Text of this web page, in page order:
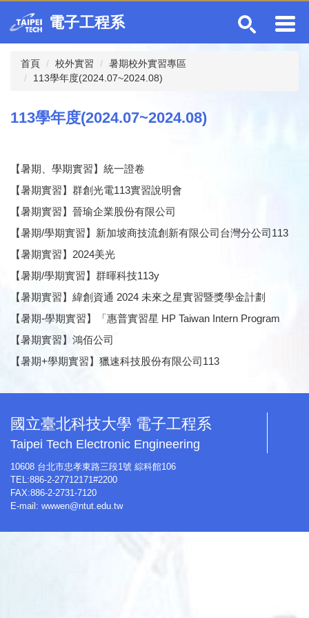
到
電子工程系
首頁 校外實習
暑期校外實習專區
113學年度(2024.07~2024.08)
113學年度(2024.07~2024.08)
【暑期、學期實習】統一證卷
【暑期實習】群創光電113實習說明會
【暑期實習】晉瑜企業股份有限公司
【暑期/學期實習】新加坡商技流創新有限公司台灣分公司113
【暑期實習】2024美光
【暑期/學期實習】群暉科技113y
【暑期實習】緯創資通 2024 未來之星實習暨獎學金計劃
【暑期-學期實習】「惠普實習星 HP Taiwan Intern Program
【暑期實習】鴻佰公司
【暑期+學期實習】獵速科技股份有限公司113
國立臺北科技大學 電子工程系
Taipei Tech Electronic Engineering
10608 台北市忠孝東路三段1號 綜科館106
TEL:886-2-27712171#2200
FAX:886-2-2731-7120
E-mail: wwwen@ntut.edu.tw